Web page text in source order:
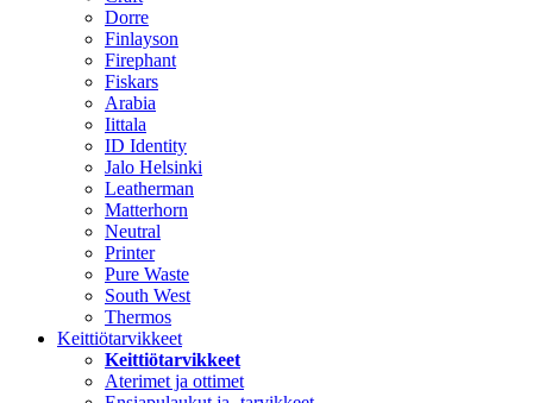
Dorre
Finlayson
Firephant
Fiskars
Arabia
Iittala
ID Identity
Jalo Helsinki
Leatherman
Matterhorn
Neutral
Printer
Pure Waste
South West
Thermos
Keittiötarvikkeet
Keittiötarvikkeet
Aterimet ja ottimet